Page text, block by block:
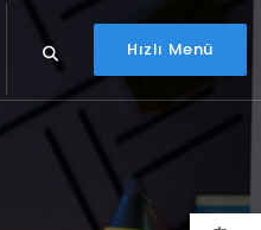
Hızlı Menü